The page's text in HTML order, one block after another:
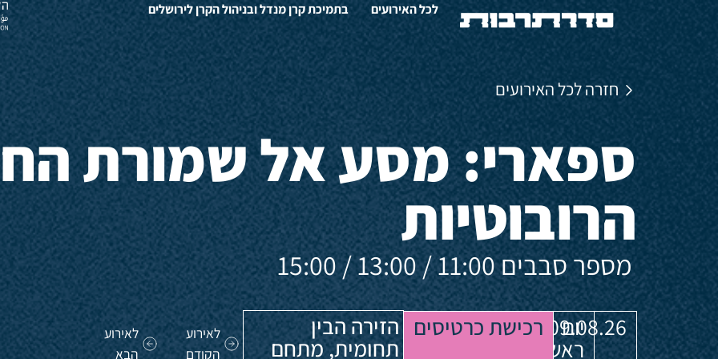
לכל האירועים בתמיכת קרן מנדל ובניהול הקרן לירושלים
חזרה לכל האירועים
ספארי: מסע אל שמורת
הרובוטיות
מספר סבבים 11:00 / 13:00 / 15:00
09.08.26
יום
ראשון
רכישת כרטיסים הזירה הבין
תחומית, מתחם
לאירוע
הקודם
לאירוע
הבא